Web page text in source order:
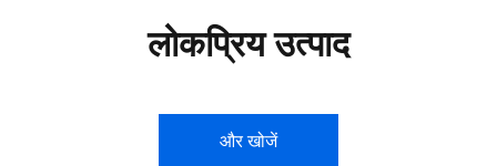
लोकप्रिय उत्पाद
और खोजें